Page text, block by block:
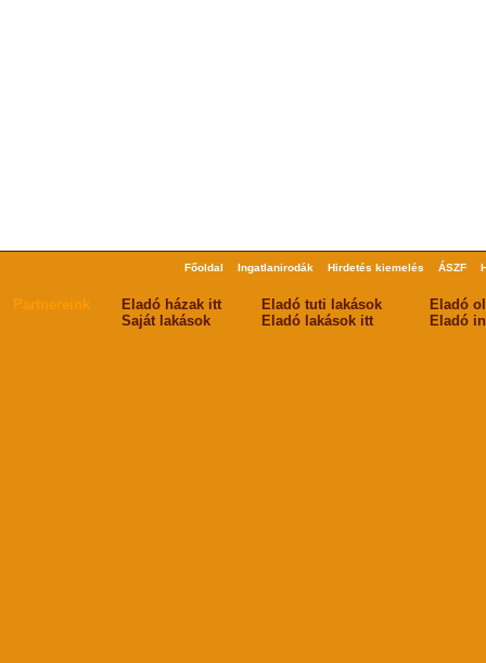
Főoldal Ingatlanirodák Hirdetés kiemelés ÁSZF
Partnereink Eladó házak itt Eladó tuti lakások
Eladó
Saját lakások
Eladó lakások itt Eladó